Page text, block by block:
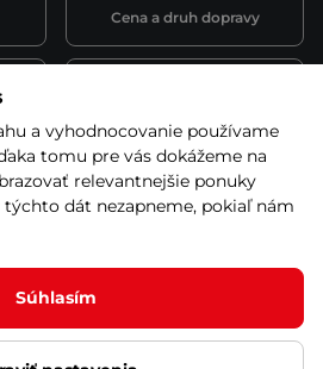
Cena a druh dopravy
Reklamácie a záruka
a vyhodnocovanie používame
tomu pre vás dokážeme na
relevantnejšie ponuky
dát nezapneme, pokiaľ nám
Súhlasím